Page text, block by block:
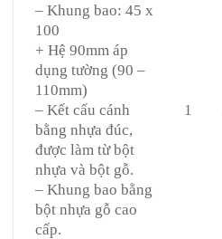
– Khung bao: 45 x
100
+ Hệ 90mm áp
dụng tường (90 –
110mm)
– Kết cấu cánh
bằng nhựa đúc,
được làm từ bột
nhựa và bột gỗ.
– Khung bao bằng
bột nhựa gỗ cao
cấp.
1